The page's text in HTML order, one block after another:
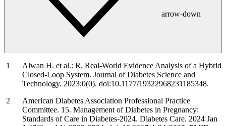
arrow-down
Alwan H. et al.: R. Real-World Evidence Analysis of a Hybrid
Closed-Loop System. Journal of Diabetes Science and
Technology. 2023;0(0). doi:10.1177/19322968231185348.
American Diabetes Association Professional Practice
Committee. 15. Management of Diabetes in Pregnancy:
Standards of Care in Diabetes-2024. Diabetes Care. 2024 Jan